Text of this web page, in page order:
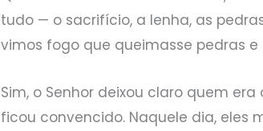
tudo — o sacrifício, a lenha, as
vimos fogo que queimasse pedras e
Sim, o Senhor deixou claro quem
ficou convencido. Naquele dia, eles